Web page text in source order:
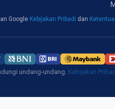
Google Kebijakan Pribadi dan
undang-undang. Kebijakan